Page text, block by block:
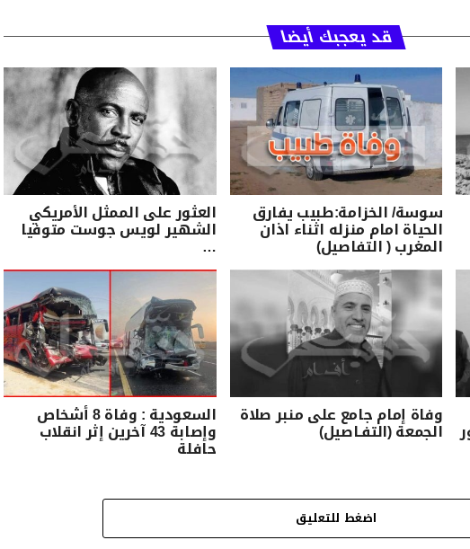
قد يعجبك أيضا
سوسة/ الخزامة:طبيب يفارق
الحياة امام منزله اثناء اذان
المغرب ( التفاصيل)
العثور على الممثل الأمريكي
الشهير لويس جوست متوفيا
…
وفاة إمام جامع على منبر صلاة
الجمعة (التفـاصيل)
السعودية : وفاة 8 أشخاص
وإصابة 43 آخرين إثر انقلاب
حافلة
اضغط للتعليق